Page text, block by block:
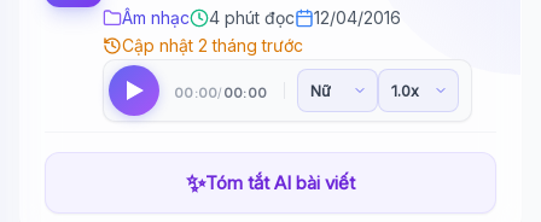
Âm nhạc 4 phút đọc
12/04/2016
Cập nhật 2 tháng trước
00:00/ 00:00
✨Tóm tắt AI bài viết